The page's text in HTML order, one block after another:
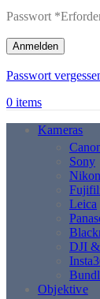
Passwort *
Anmelden
Passwort
0 items
Kameras
Sony
Nikon
Leica
DJI
Objektive